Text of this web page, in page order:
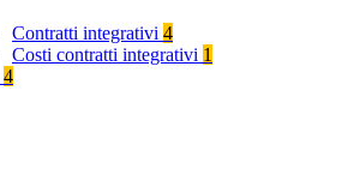
Contratti integrativi 4
Costi contratti integrativi 1
4